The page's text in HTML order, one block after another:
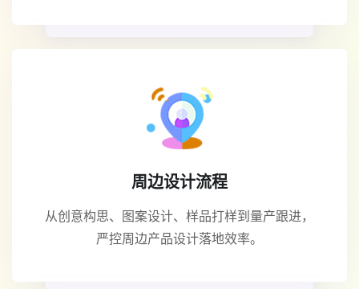
周边设计流程
从创意构思、图案设计、样品打样到量产跟进，
严控周边产品设计落地效率。